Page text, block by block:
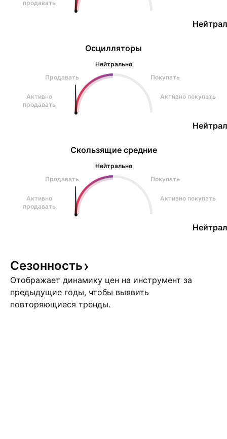
Осцилляторы
Нейтрально
Продавать
Покупать
Активно
продавать
Активно покупать
продавать
Скользящие средние
Нейтрально
Продавать
Покупать
Активно
продавать
Активно покупать
Сезонность
Отображает динамику цен на инструмент за
предыдущие годы, чтобы выявить
повторяющиеся тренды.